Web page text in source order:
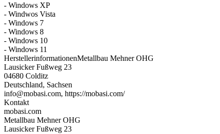
- Windows XP
- Windwos Vista
- Windows 7
- Windows 8
- Windows 10
- Windows 11
HerstellerinformationenMetallbau Mehner OHG
Lausicker Fußweg 23
04680 Colditz
Deutschland, Sachsen
info@mobasi.com, https://mobasi.com/
Kontakt
mobasi.com
Metallbau Mehner OHG
Lausicker Fußweg 23